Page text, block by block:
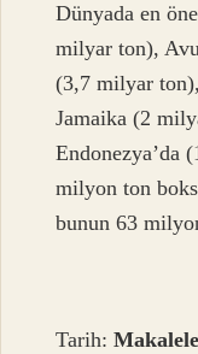
Dünyada en
milyar ton),
(3,7 milyar
Jamaika (2
Endonezya’da
milyon ton
bunun 63
Tarih: